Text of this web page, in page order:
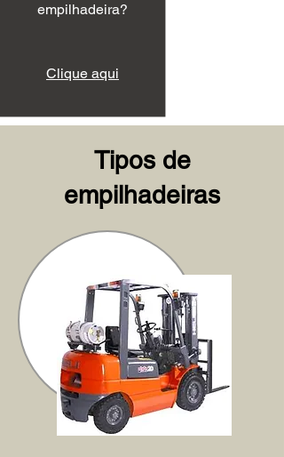
empilhadeira?
Clique aqui
Tipos de
empilhadeiras